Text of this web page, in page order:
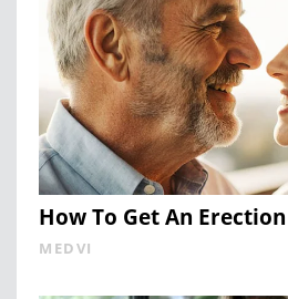
How To Get An
MEDVI